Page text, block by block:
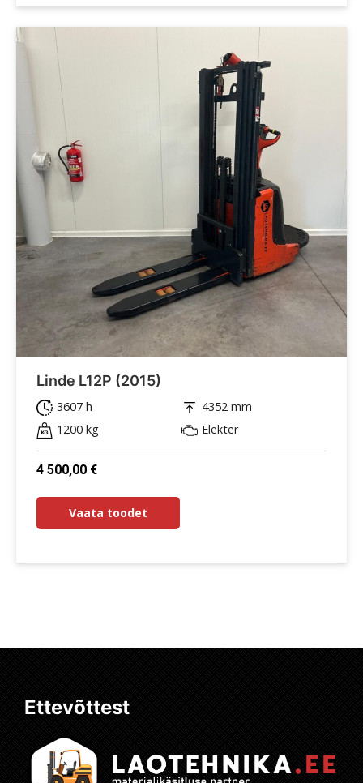
Linde L12P (2015)
3607 h
4352 mm
1200 kg
Elekter
4 500,00 €
Vaata toodet
Ettevõttest